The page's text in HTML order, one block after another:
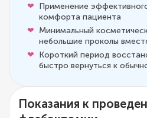
Применение
комфорта пациента
Минимальный
небольшие проколы
Короткий период
быстро вернуться к
Показания к